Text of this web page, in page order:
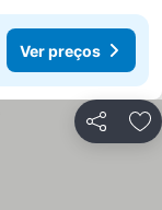
Ver preços
Partilhar